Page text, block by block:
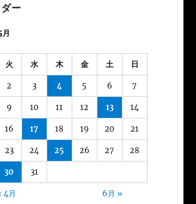
ー
火 水 木 金 土 日
2 3 4 5 6 7
9 10 11 12 13 14
16 17 18 19 20 21
23 24 25 26 27 28
30 31
4月 6月 »